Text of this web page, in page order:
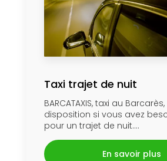
Taxi trajet de nuit
BARCATAXIS, taxi au
disposition si vous avez
pour un trajet de nuit....
En savoir plus